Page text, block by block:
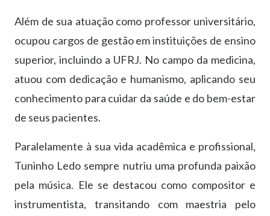
Além de sua atuação como professor universitário,
ocupou cargos de gestão em instituições de ensino
superior, incluindo a UFRJ. No campo da medicina,
atuou com dedicação e humanismo, aplicando seu
conhecimento para cuidar da saúde e do bem-estar
de seus pacientes.
Paralelamente à sua vida acadêmica e profissional,
Tuninho Ledo sempre nutriu uma profunda paixão
pela música. Ele se destacou como compositor e
instrumentista, transitando com maestria pelo